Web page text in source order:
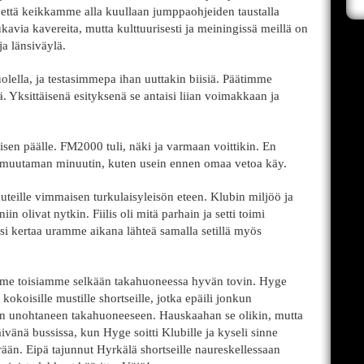
keikkamme alla kuullaan jumppaohjeiden taustalla
kavereita, mutta kulttuurisesti ja meiningissä meillä on
länsiväylä.
ja testasimmepa ihan uuttakin biisiä. Päätimme
Yksittäisenä esityksenä se antaisi liian voimakkaan ja
päälle. FM2000 tuli, näki ja varmaan voittikin. En
minuutin, kuten usein ennen omaa vetoa käy.
vimmaisen turkulaisyleisön eteen. Klubin miljöö ja
olivat nytkin. Fiilis oli mitä parhain ja setti toimi
kertaa uramme aikana lähteä samalla setillä myös
toisiamme selkään takahuoneessa hyvän tovin. Hyge
mustille shortseille, jotka epäili jonkun
takahuoneeseen. Hauskaahan se olikin, mutta
bussissa, kun Hyge soitti Klubille ja kyseli sinne
Eipä tajunnut Hyrkälä shortseille naureskellessaan